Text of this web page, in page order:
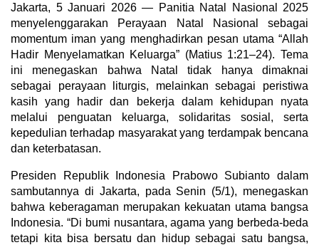
Jakarta, 5 Januari 2026 — Panitia Natal Nasional 2025
menyelenggarakan Perayaan Natal Nasional sebagai
momentum iman yang menghadirkan pesan utama “Allah
Hadir Menyelamatkan Keluarga” (Matius 1:21–24). Tema
ini menegaskan bahwa Natal tidak hanya dimaknai
sebagai perayaan liturgis, melainkan sebagai peristiwa
kasih yang hadir dan bekerja dalam kehidupan nyata
melalui penguatan keluarga, solidaritas sosial, serta
kepedulian terhadap masyarakat yang terdampak bencana
dan keterbatasan.
Presiden Republik Indonesia Prabowo Subianto dalam
sambutannya di Jakarta, pada Senin (5/1), menegaskan
bahwa keberagaman merupakan kekuatan utama bangsa
Indonesia. “Di bumi nusantara, agama yang berbeda-beda
tetapi kita bisa bersatu dan hidup sebagai satu bangsa,